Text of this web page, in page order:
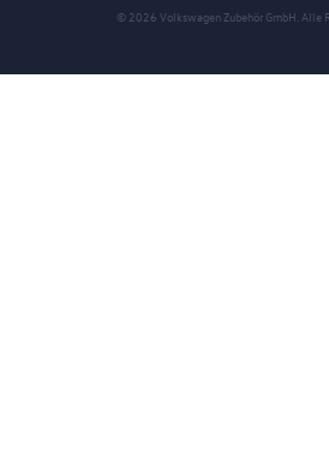
© 2026 Volkswagen Zubehör GmbH. Alle